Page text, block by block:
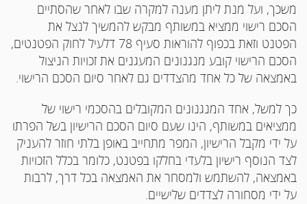
משכך, ועל מנת ליתן מענה למקרה שבו לאחר שהסתיים
הסכם רישוי ממציא במשותף מבקש להמשיך לנצל את
הפטנט וזאת בכפוף להוראות סעיף 78 דלעיל לחוק הפטנטים,
הסכם הרישוי קובע מנגנונים המעגנים את זכויות הניצול
באמצאה של כל אחד מהצדדים גם לאחר סיום הסכם הרישוי.
כך למשל, אחד המנגנונים המקובלים בהסכמי רישוי של
ממציאים במשותף, הינו שעם סיום הסכם הרישיון בשל הפרתו
על ידי מקבל הרישיון, המפר מתחייב באופן בלתי חוזר להעניק
לצד הנוסף רישיון בלעדי בחלקו בפטנט, כלומר בכלל הזכויות
באמצאה, להשתמש ולמסחר את האמצאה בכל דרך, לרבות
על ידי מסחורה לצדדים שלישיים.